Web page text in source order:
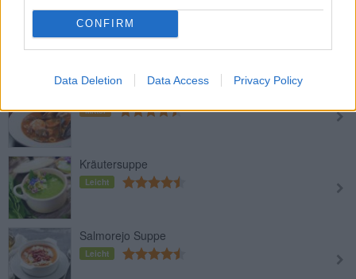
CONFIRM
Data Deletion Data Access Privacy Policy
Knoblauchsuppe vegan
Leicht
Mittel
Kräutersuppe
Leicht
Salmorejo Suppe
Leicht